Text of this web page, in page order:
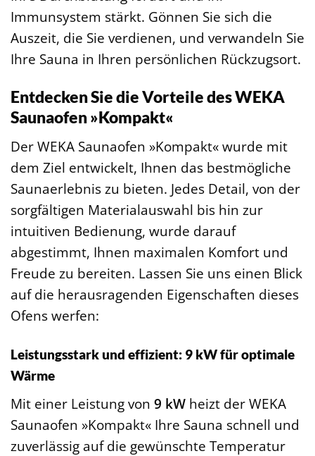
Immunsystem stärkt. Gönnen Sie sich die
Auszeit, die Sie verdienen, und verwandeln Sie
Ihre Sauna in Ihren persönlichen Rückzugsort.
Entdecken Sie die Vorteile des WEKA
Saunaofen »Kompakt«
Der WEKA Saunaofen »Kompakt« wurde mit
dem Ziel entwickelt, Ihnen das bestmögliche
Saunaerlebnis zu bieten. Jedes Detail, von der
sorgfältigen Materialauswahl bis hin zur
intuitiven Bedienung, wurde darauf
abgestimmt, Ihnen maximalen Komfort und
Freude zu bereiten. Lassen Sie uns einen Blick
auf die herausragenden Eigenschaften dieses
Ofens werfen:
Leistungsstark und effizient: 9 kW für optimale
Wärme
Mit einer Leistung von 9 kW heizt der WEKA
Saunaofen »Kompakt« Ihre Sauna schnell und
zuverlässig auf die gewünschte Temperatur